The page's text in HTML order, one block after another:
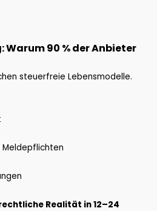
Warum 90 % der Anbieter
steuerfreie Lebensmodelle.
Realität in 12–24